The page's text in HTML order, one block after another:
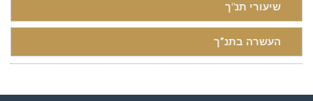
שיעורי תנ"ך
העשרה בתנ”ך